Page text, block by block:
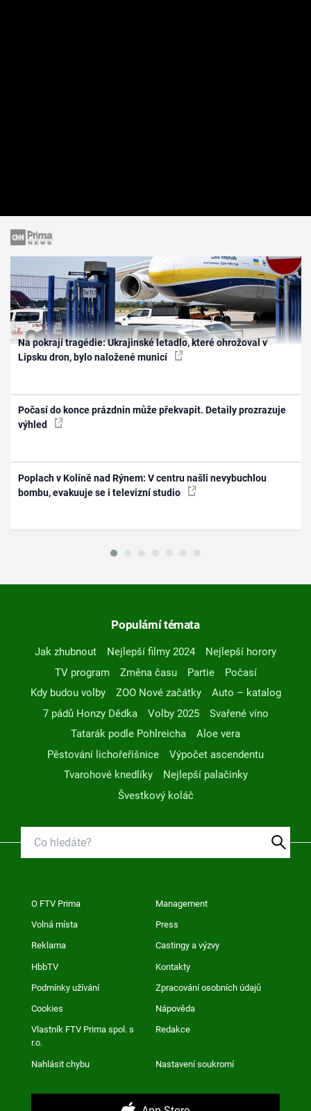
Na pokraji tragédie: Ukrajinské letadlo, které ohrožoval v
Lipsku dron, bylo naložené municí
Počasí do konce prázdnin může překvapit. Detaily prozrazuje
výhled
Poplach v Kolíně nad Rýnem: V centru našli nevybuchlou
bombu, evakuuje se i televizní studio
Populární témata
Jak zhubnout Nejlepší filmy 2024
Nejlepší horory
TV program
Změna času Partie
Počasí
Kdy budou volby
ZOO Nové začátky
Auto – katalog
7 pádů Honzy Dědka
Volby 2025
Svařené víno
Tatarák podle Pohlreicha
Aloe vera
Pěstování lichořeřišnice
Výpočet ascendentu
Tvarohové knedlíky
Nejlepší palačinky
Švestkový koláč
O FTV Prima Management
Volná místa Press
Reklama Castingy a výzvy
HbbTV Kontakty
Podmínky užívání Zpracování osobních údajů
Cookies Nápověda
Vlastník FTV Prima spol. s
r.o.
Redakce
Nahlásit chybu Nastavení soukromí